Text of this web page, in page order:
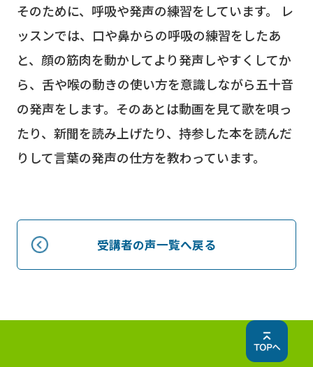
そのために、呼吸や発声の練習をしています。 レ
ッスンでは、口や鼻からの呼吸の練習をしたあ
と、顔の筋肉を動かしてより発声しやすくしてか
ら、舌や喉の動きの使い方を意識しながら五十音
の発声をします。そのあとは動画を見て歌を唄っ
たり、新聞を読み上げたり、持参した本を読んだ
りして言葉の発声の仕方を教わっています。
受講者の声一覧へ戻る